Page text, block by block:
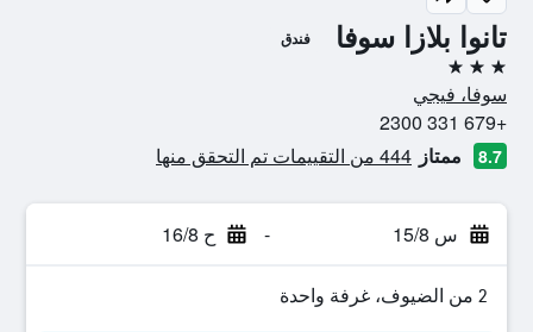
تانوا بلازا سوفا فندق
3 نجوم
سوفا، فيجي
+679 331 2300
8.7 ممتاز 444 من التقييمات تم التحقق منها
س 15/8 - ح 16/8
2 من الضيوف، غرفة واحدة